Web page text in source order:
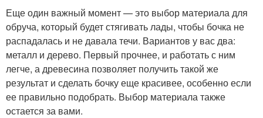
Еще один важный момент — это выбор материала для
обруча, который будет стягивать лады, чтобы бочка не
распадалась и не давала течи. Вариантов у вас два:
металл и дерево. Первый прочнее, и работать с ним
легче, а древесина позволяет получить такой же
результат и сделать бочку еще красивее, особенно если
ее правильно подобрать. Выбор материала также
остается за вами.